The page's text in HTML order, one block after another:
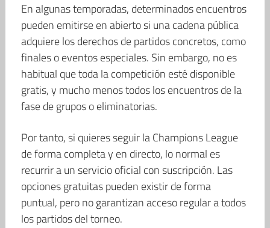
En algunas temporadas, determinados encuentros
pueden emitirse en abierto si una cadena pública
adquiere los derechos de partidos concretos, como
finales o eventos especiales. Sin embargo, no es
habitual que toda la competición esté disponible
gratis, y mucho menos todos los encuentros de la
fase de grupos o eliminatorias.
Por tanto, si quieres seguir la Champions League
de forma completa y en directo, lo normal es
recurrir a un servicio oficial con suscripción. Las
opciones gratuitas pueden existir de forma
puntual, pero no garantizan acceso regular a todos
los partidos del torneo.